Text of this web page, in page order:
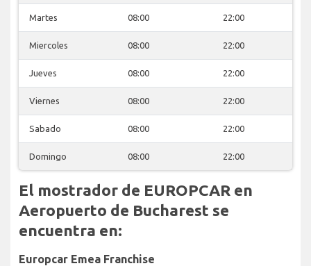
Martes 08:00 22:00
Miercoles 08:00 22:00
Jueves 08:00 22:00
Viernes 08:00 22:00
Sabado 08:00 22:00
Domingo 08:00 22:00
El mostrador de EUROPCAR en
Aeropuerto de Bucharest se
encuentra en:
Europcar Emea Franchise